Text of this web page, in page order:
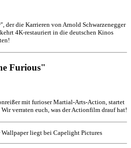
der die Karrieren von Arnold Schwarzenegger
4K-restauriert in die deutschen Kinos
Furious"
mit furioser Martial-Arts-Action, startet
verraten euch, was der Actionfilm drauf hat!
liegt bei Capelight Pictures